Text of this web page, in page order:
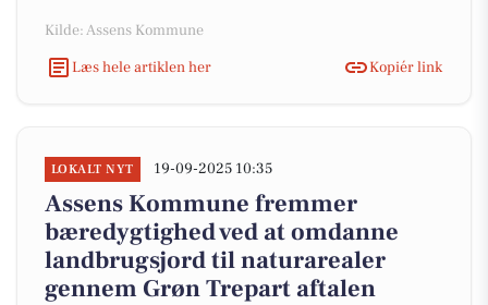
Kilde: Assens Kommune
Læs hele artiklen her
Kopiér link
LOKALT NYT 19-09-2025 10:35
Assens Kommune fremmer
bæredygtighed ved at omdanne
landbrugsjord til naturarealer
gennem Grøn Trepart aftalen